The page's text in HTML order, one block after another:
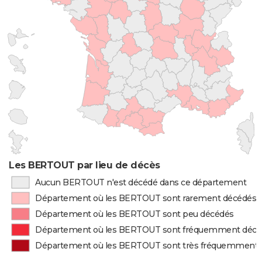
Les BERTOUT par lieu de décès
Aucun BERTOUT n'est décédé dans ce département
Département où les BERTOUT sont rarement décédés
Département où les BERTOUT sont peu décédés
Département où les BERTOUT sont fréquemment
Département où les BERTOUT sont très fréquemment